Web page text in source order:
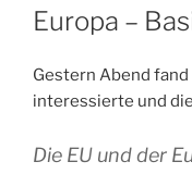
AM
Europa –
Gestern Abend
interessierte und
Die EU und der